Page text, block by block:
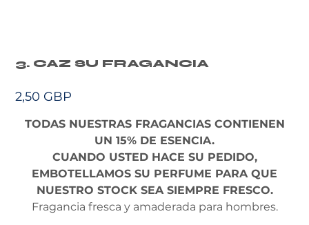
3. CAZ SU FRAGANCIA
2,50 GBP
TODAS NUESTRAS FRAGANCIAS CONTIENEN
UN 15% DE ESENCIA.
CUANDO USTED HACE SU PEDIDO,
EMBOTELLAMOS SU PERFUME PARA QUE
NUESTRO STOCK SEA SIEMPRE FRESCO.
Fragancia fresca y amaderada para hombres.